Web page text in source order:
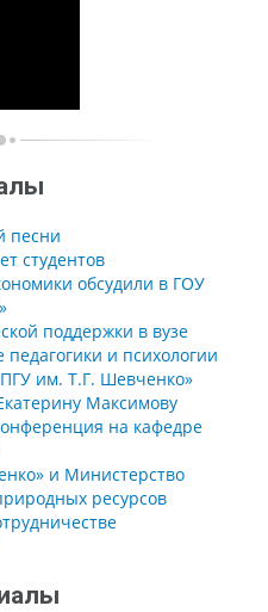
песни
студентов
обсудили в ГОУ
поддержки в вузе
педагогики и психологии
им. Т.Г. Шевченко»
Максимову
на кафедре
и Министерство
ресурсов